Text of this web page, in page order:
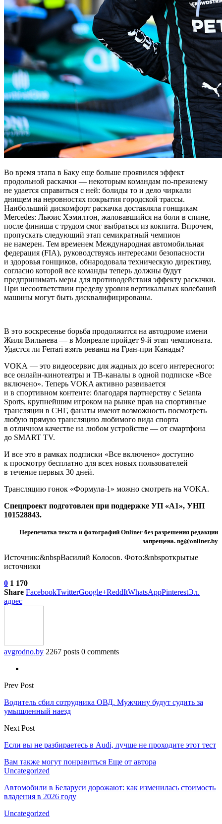
Во время этапа в Баку еще больше проявился эффект
продольной раскачки — некоторым командам по-прежнему
не удается справиться с ней: болиды то и дело чиркали
днищем на неровностях покрытия городской трассы.
Наибольший дискомфорт раскачка доставляла гонщикам
Mercedes: Льюис Хэмилтон, жаловавшийся на боли в спине,
после финиша с трудом смог выбраться из кокпита. Впрочем,
пропускать следующий этап семикратный чемпион
не намерен. Тем временем Международная автомобильная
федерация (FIA), руководствуясь интересами безопасности
и здоровья гонщиков, обнародовала техническую директиву,
согласно которой все команды теперь должны будут
предпринимать меры для противодействия эффекту раскачки.
При несоответствии пределу уровня вертикальных колебаний
машины могут быть дисквалифицированы.
В это воскресенье борьба продолжится на автодроме имени
Жиля Вильнева — в Монреале пройдет 9-й этап чемпионата.
Удастся ли Ferrari взять реванш на Гран-при Канады?
VOKA — это видеосервис для жадных до всего интересного:
все онлайн-кинотеатры и ТВ-каналы в одной подписке «Все
включено». Теперь VOKA активно развивается
и в спортивном контенте: благодаря партнерству с Setanta
Sports, крупнейшим игроком на рынке прав на спортивные
трансляции в СНГ, фанаты имеют возможность посмотреть
любую прямую трансляцию любимого вида спорта
в отличном качестве на любом устройстве — от смартфона
до SMART TV.
И все это в рамках подписки «Все включено» доступно
к просмотру бесплатно для всех новых пользователей
в течение первых 30 дней.
Трансляцию гонок «Формула-1» можно смотреть на VOKA.
Спецпроект подготовлен при поддержке УП «А1», УНП
101528843.
Перепечатка текста и фотографий Onlíner без разрешения редакции
запрещена. ng@onliner.by
Источник:&nbspВасилий Колосов. Фото:&nbspоткрытые
источники
0 1 170
Share FacebookTwitterGoogle+ReddItWhatsAppPinterestЭл.
адрес
avgrodno.by 2267 posts 0 comments
Prev Post
Водитель сбил сотрудника ОВД. Мужчину будут судить за
умышленный наезд
Next Post
Если вы не разбираетесь в Audi, лучше не проходите этот тест
Вам также могут понравиться Еще от автора
Uncategorized
Автомобили в Беларуси дорожают: как изменилась стоимость
владения в 2026 году
Uncategorized